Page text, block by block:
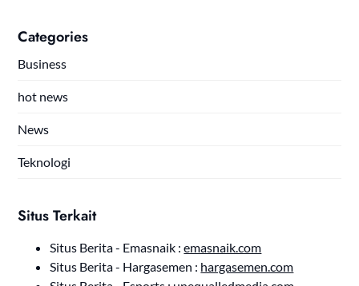
Categories
Business
hot news
News
Teknologi
Situs Terkait
Situs Berita - Emasnaik :emasnaik.com
Situs Berita - Hargasemen : hargasemen.com